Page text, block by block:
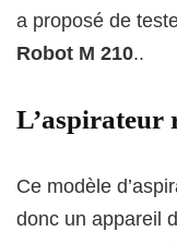
a proposé de
Robot M 210..
L’aspirateur
Ce modèle
donc un appareil